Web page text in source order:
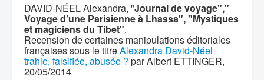
DAVID-NÉEL Alexandra, "Journal de voyage","
Voyage d’une Parisienne à Lhassa", "Mystiques
et magiciens du Tibet".
Recension de certaines manipulations éditoriales
françaises sous le titreAlexandra David-Néel
trahie, falsifiée, abusée ? par Albert ETTINGER,
20/05/2014